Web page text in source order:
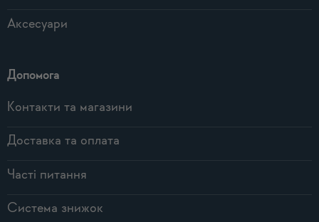
Аксесуари
Допомога
Контакти та магазини
Доставка та оплата
Часті питання
Система знижок